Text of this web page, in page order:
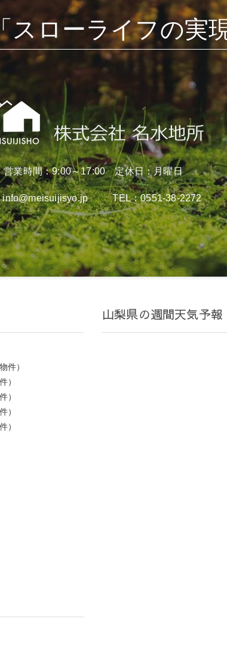
スローライフの実
営業時間：9:00～17:00 定休日：月曜日
info@meisuijisyo.jp TEL：0551-38-2272
件）
）
）
）
）
山梨県の週間天気予報